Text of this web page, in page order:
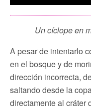
Un cíclope en
A pesar de intentarlo
en el bosque y de
dirección incorrecta,
saltando desde la
directamente al cráter